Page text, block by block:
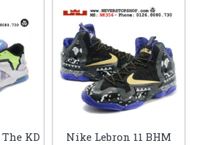
KD Nike Lebron 11 BHM